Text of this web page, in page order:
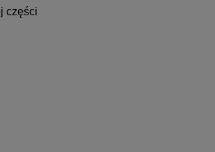
części